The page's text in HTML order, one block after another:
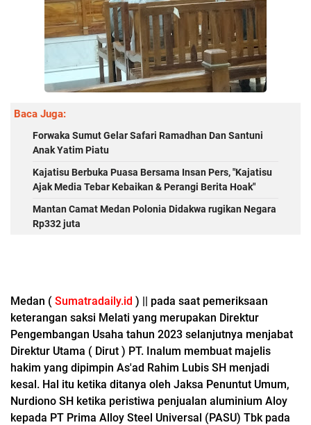
Baca Juga:
Forwaka Sumut Gelar Safari Ramadhan Dan Santuni
Anak Yatim Piatu
Kajatisu Berbuka Puasa Bersama Insan Pers, "Kajatisu
Ajak Media Tebar Kebaikan & Perangi Berita Hoak"
Mantan Camat Medan Polonia Didakwa rugikan Negara
Rp332 juta
Medan ( Sumatradaily.id ) || pada saat pemeriksaan
keterangan saksi Melati yang merupakan Direktur
Pengembangan Usaha tahun 2023 selanjutnya menjabat
Direktur Utama ( Dirut ) PT. Inalum membuat majelis
hakim yang dipimpin As'ad Rahim Lubis SH menjadi
kesal. Hal itu ketika ditanya oleh Jaksa Penuntut Umum,
Nurdiono SH ketika peristiwa penjualan aluminium Aloy
kepada PT Prima Alloy Steel Universal (PASU) Tbk pada